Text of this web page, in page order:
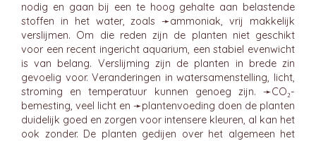
nodig en gaan bij een te hoog gehalte aan belastende
stoffen in het water, zoals ➛ammoniak, vrij makkelijk
verslijmen. Om die reden zijn de planten niet geschikt
voor een recent ingericht aquarium, een stabiel evenwicht
is van belang. Verslijming zijn de planten in brede zin
gevoelig voor. Veranderingen in watersamenstelling, licht,
stroming en temperatuur kunnen genoeg zijn. ➛CO₂-
bemesting, veel licht en ➛plantenvoeding doen de planten
duidelijk goed en zorgen voor intensere kleuren, al kan het
ook zonder. De planten gedijen over het algemeen het